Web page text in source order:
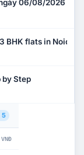
06/08/2026
flats in Noida?
by Step
5
VNĐ